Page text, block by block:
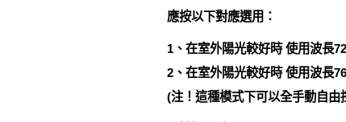
應按以下對應選用：
1、在室外陽光較好時 使用波長
2、在室外陽光較好時 使用波長
(注！這種模式下可以全手動自由